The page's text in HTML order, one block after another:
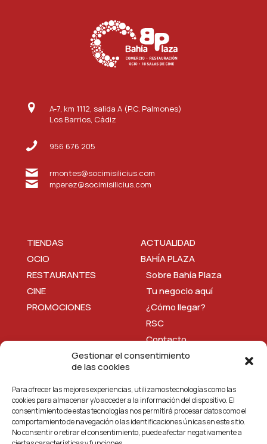
Gestionar el consentimiento
de las cookies
Para ofrecer las mejores experiencias, utilizamos tecnologías como las
cookies para almacenar y/o acceder a la información del dispositivo. El
consentimiento de estas tecnologías nos permitirá procesar datos como el
comportamiento de navegación o las identificaciones únicas en este sitio.
No consentir o retirar el consentimiento, puede afectar negativamente a
A-7, km 1112, salida A (P.C. Palmones)
Los Barrios, Cádiz
956 676 205
rmontes@socimisilicius.com
mperez@socimisilicius.com
TIENDAS
OCIO
RESTAURANTES
CINE
PROMOCIONES
ACTUALIDAD
BAHÍA PLAZA
Sobre Bahía Plaza
Tu negocio aquí
¿Cómo llegar?
RSC
Contacto
SERVICIOS
MAPA
¿CÓMO LLEGAR?
Gestionado por: